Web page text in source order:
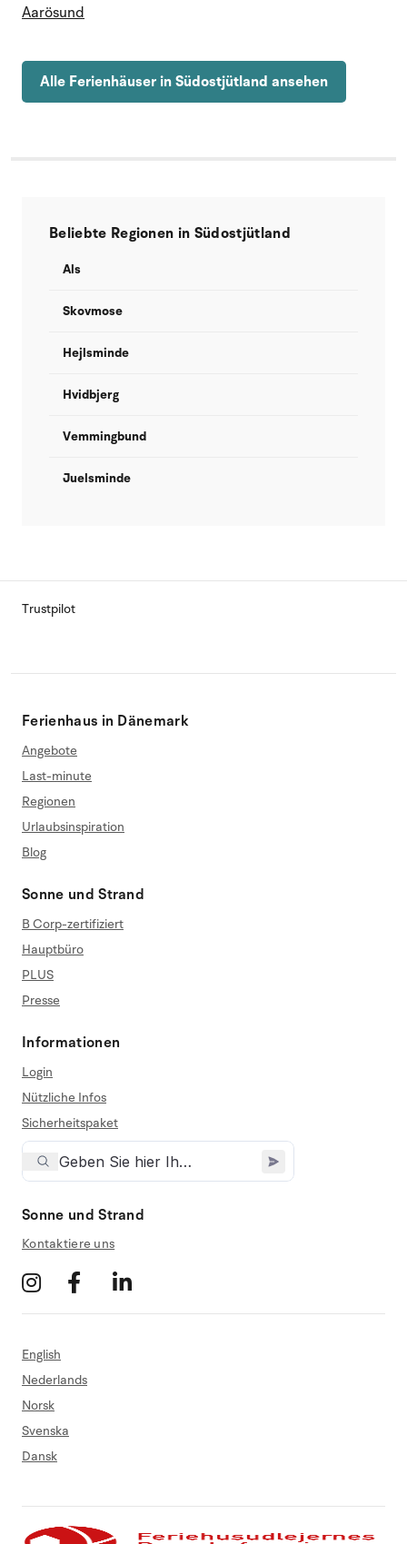
Aarösund
Alle Ferienhäuser in Südostjütland ansehen
Beliebte Regionen in Südostjütland
Als
Skovmose
Hejlsminde
Hvidbjerg
Vemmingbund
Juelsminde
Trustpilot
Ferienhaus in Dänemark
Angebote
Last-minute
Regionen
Urlaubsinspiration
Blog
Sonne und Strand
B Corp-zertifiziert
Hauptbüro
PLUS
Presse
Informationen
Login
Nützliche Infos
Sicherheitspaket
Sonne und Strand
Kontaktiere uns
English
Nederlands
Norsk
Svenska
Dansk